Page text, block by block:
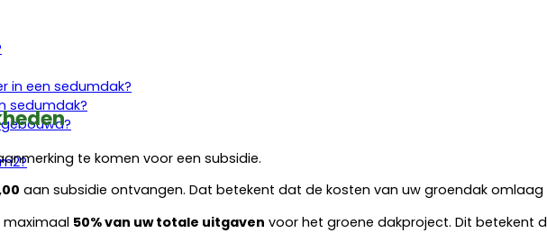
in een sedumdak?
sedumdak?
te komen voor een subsidie.
aan subsidie ontvangen. Dat betekent dat de kosten van uw groendak omlaag
maximaal 50% van uw totale uitgaven voor het groene dakproject. Dit betekent